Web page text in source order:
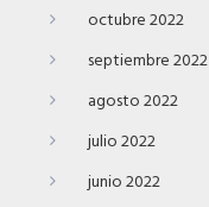
octubre 2022
septiembre 2022
agosto 2022
julio 2022
junio 2022